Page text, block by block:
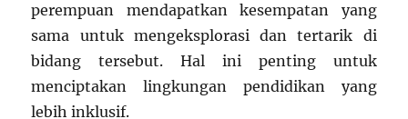
perempuan mendapatkan kesempatan yang
sama untuk mengeksplorasi dan tertarik di
bidang tersebut. Hal ini penting untuk
menciptakan lingkungan pendidikan yang
lebih inklusif.